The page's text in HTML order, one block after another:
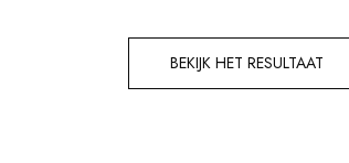
BEKIJK HET RESULTAAT